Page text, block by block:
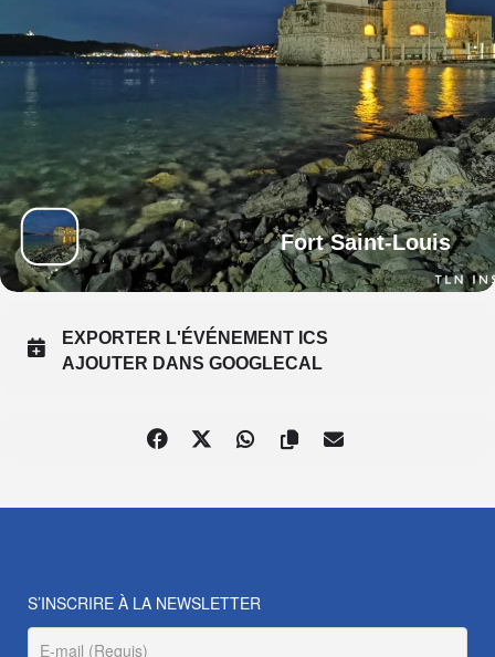
Fort Saint-Louis
EXPORTER L'ÉVÉNEMENT ICS
AJOUTER DANS GOOGLECAL
S’INSCRIRE À LA NEWSLETTER